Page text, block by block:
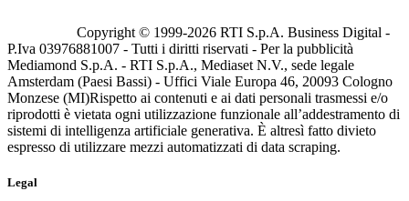
Copyright © 1999-2026 RTI S.p.A. Business Digital -
P.Iva 03976881007 - Tutti i diritti riservati - Per la pubblicità
Mediamond S.p.A. - RTI S.p.A., Mediaset N.V., sede legale
Amsterdam (Paesi Bassi) - Uffici Viale Europa 46, 20093 Cologno
Monzese (MI)Rispetto ai contenuti e ai dati personali trasmessi e/o
riprodotti è vietata ogni utilizzazione funzionale all’addestramento di
sistemi di intelligenza artificiale generativa. È altresì fatto divieto
espresso di utilizzare mezzi automatizzati di data scraping.
Legal